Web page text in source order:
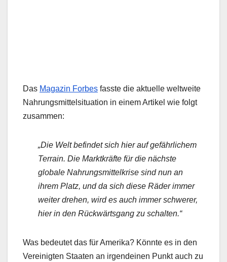
Das Magazin Forbes fasste die aktuelle weltweite
Nahrungsmittelsituation in einem Artikel wie folgt
zusammen:
„Die Welt befindet sich hier auf gefährlichem
Terrain. Die Marktkräfte für die nächste
globale Nahrungsmittelkrise sind nun an
ihrem Platz, und da sich diese Räder immer
weiter drehen, wird es auch immer schwerer,
hier in den Rückwärtsgang zu schalten.“
Was bedeutet das für Amerika? Könnte es in den
Vereinigten Staaten an irgendeinen Punkt auch zu